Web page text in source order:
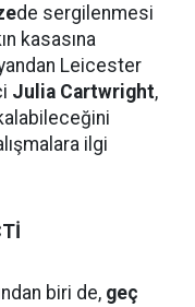
de sergilenmesi
kasasına
Leicester
Julia Cartwright,
ilgi
biri de, geç